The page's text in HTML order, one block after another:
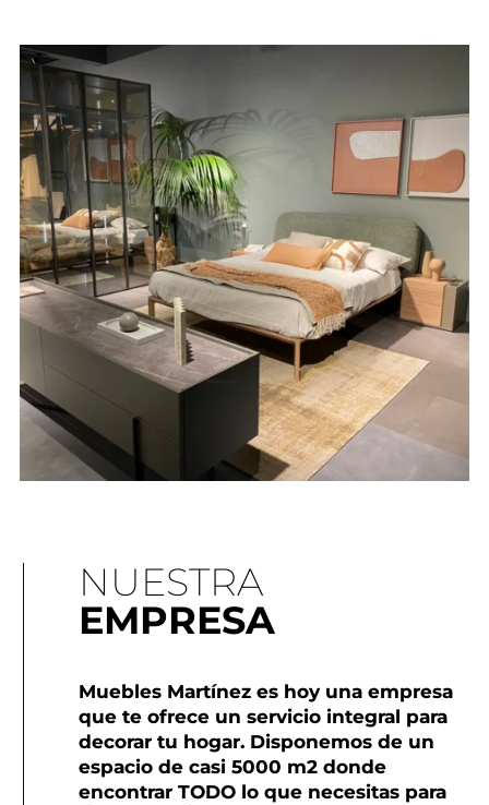
NUESTRA
EMPRESA
Muebles Martínez es hoy una empresa
que te ofrece un servicio integral para
decorar tu hogar. Disponemos de un
espacio de casi 5000 m2 donde
encontrar TODO lo que necesitas para